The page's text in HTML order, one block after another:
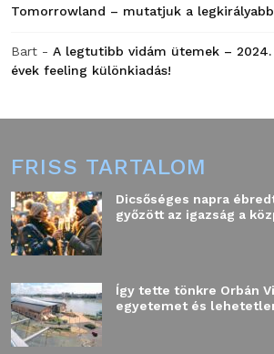
Tomorrowland – mutatjuk a
Bart - A legtutibb vidám ütemek –
évek feeling különkiadás!
FRISS TARTALOM
Dicsőséges napra
győzött az igazság a
Így tette tönkre Orbán
egyetemet és